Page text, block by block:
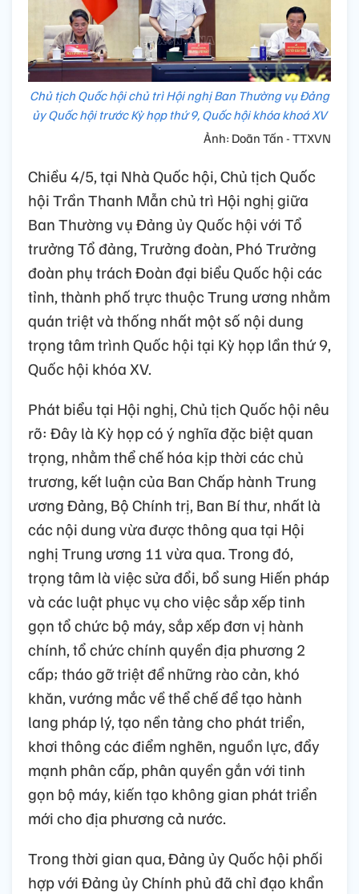
Chủ tịch Quốc hội chủ trì Hội nghị Ban Thường vụ Đảng
ủy Quốc hội trước Kỳ họp thứ 9, Quốc hội khóa khoá XV
Ảnh: Doãn Tấn - TTXVN
Chiều 4/5, tại Nhà Quốc hội, Chủ tịch Quốc
hội Trần Thanh Mẫn chủ trì Hội nghị giữa
Ban Thường vụ Đảng ủy Quốc hội với Tổ
trưởng Tổ đảng, Trưởng đoàn, Phó Trưởng
đoàn phụ trách Đoàn đại biểu Quốc hội các
tỉnh, thành phố trực thuộc Trung ương nhằm
quán triệt và thống nhất một số nội dung
trọng tâm trình Quốc hội tại Kỳ họp lần thứ 9,
Quốc hội khóa XV.
Phát biểu tại Hội nghị, Chủ tịch Quốc hội nêu
rõ: Đây là Kỳ họp có ý nghĩa đặc biệt quan
trọng, nhằm thể chế hóa kịp thời các chủ
trương, kết luận của Ban Chấp hành Trung
ương Đảng, Bộ Chính trị, Ban Bí thư, nhất là
các nội dung vừa được thông qua tại Hội
nghị Trung ương 11 vừa qua. Trong đó,
trọng tâm là việc sửa đổi, bổ sung Hiến pháp
và các luật phục vụ cho việc sắp xếp tinh
gọn tổ chức bộ máy, sắp xếp đơn vị hành
chính, tổ chức chính quyền địa phương 2
cấp; tháo gỡ triệt để những rào cản, khó
khăn, vướng mắc về thể chế để tạo hành
lang pháp lý, tạo nền tảng cho phát triển,
khơi thông các điểm nghẽn, nguồn lực, đẩy
mạnh phân cấp, phân quyền gắn với tinh
gọn bộ máy, kiến tạo không gian phát triển
mới cho địa phương cả nước.
Trong thời gian qua, Đảng ủy Quốc hội phối
hợp với Đảng ủy Chính phủ đã chỉ đạo khẩn